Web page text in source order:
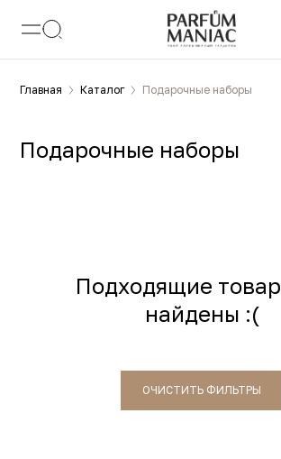
Главная Каталог Подарочные наборы
Подарочные наборы
Подходящие
найдены :(
ОЧИСТИТЬ ФИЛЬТРЫ